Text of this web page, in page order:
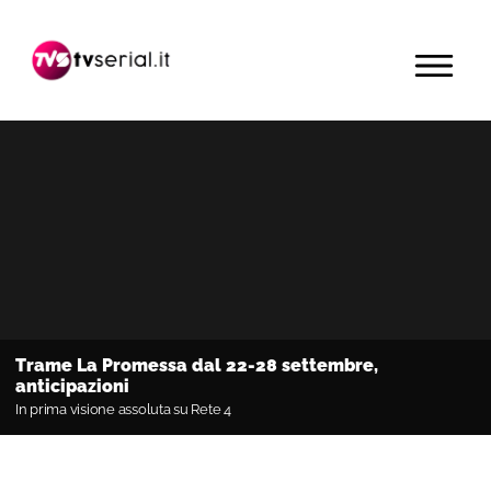
navigazione
contenuto
barra
primaria
MENU
Trame La Promessa dal 22-28 settembre,
anticipazioni
In prima visione assoluta su Rete 4